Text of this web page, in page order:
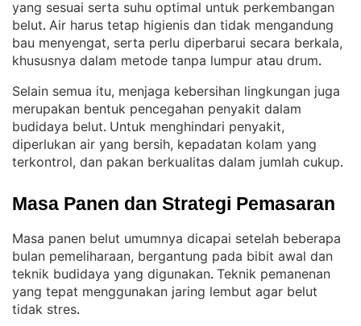
yang sesuai serta suhu optimal untuk perkembangan
belut. Air harus tetap higienis dan tidak mengandung
bau menyengat, serta perlu diperbarui secara berkala,
khususnya dalam metode tanpa lumpur atau drum.
Selain semua itu, menjaga kebersihan lingkungan juga
merupakan bentuk pencegahan penyakit dalam
budidaya belut. Untuk menghindari penyakit,
diperlukan air yang bersih, kepadatan kolam yang
terkontrol, dan pakan berkualitas dalam jumlah cukup.
Masa Panen dan Strategi Pemasaran
Masa panen belut umumnya dicapai setelah beberapa
bulan pemeliharaan, bergantung pada bibit awal dan
teknik budidaya yang digunakan. Teknik pemanenan
yang tepat menggunakan jaring lembut agar belut
tidak stres.